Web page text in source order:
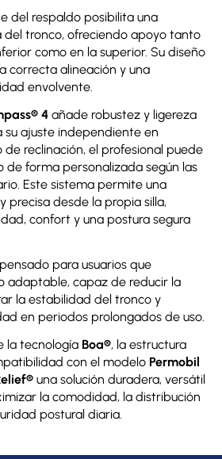
del respaldo posibilita una
del tronco, ofreciendo apoyo tanto
como en la superior. Su diseño
correcta alineación y una
envolvente.
4 añade robustez y ligereza
su ajuste independiente en
reclinación, el profesional puede
de forma personalizada según las
Este sistema permite una
precisa desde la propia silla,
confort y una postura segura
para usuarios que
adaptable, capaz de reducir la
la estabilidad del tronco y
en periodos prolongados de uso.
la tecnología Boa®, la estructura
con el modelo Permobil
una solución duradera, versátil
la comodidad, la distribución
postural diaria.